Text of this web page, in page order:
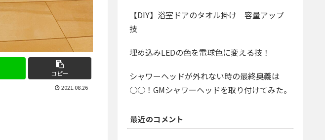
コピー
2021.08.26
【DIY】浴室ドアのタオル掛け 容量アップ
技
埋め込みLEDの色を電球色に変える技！
シャワーヘッドが外れない時の最終奥義は
○○！GMシャワーヘッドを取り付けてみた。
最近のコメント